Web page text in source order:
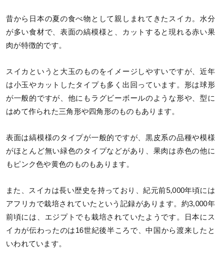
昔から日本の夏の食べ物として親しまれてきたスイカ。水分
が多い食材で、表面の縞模様と、カットすると現れる赤い果
肉が特徴的です。
スイカというと大玉のものをイメージしやすいですが、近年
は小玉やカットしたタイプも多く出回っています。形は球形
が一般的ですが、他にもラグビーボールのような形や、型に
はめて作られた三角形や四角形のものもあります。
表面は縞模様のタイプが一般的ですが、黒皮系の品種や模様
がほとんど無い緑色のタイプなどがあり、果肉は赤色の他に
もピンク色や黄色のものもあります。
また、スイカは長い歴史を持っており、紀元前5,000年頃には
アフリカで栽培されていたという記録があります。約3,000年
前頃には、エジプトでも栽培されていたようです。日本にス
イカが伝わったのは16世紀後半ころで、中国から渡来したと
いわれています。